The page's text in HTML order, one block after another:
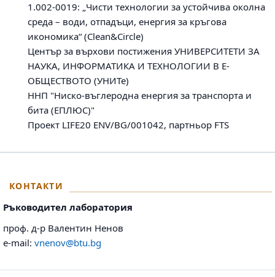
1.002-0019: „Чисти технологии за устойчива околна
среда – води, отпадъци, енергия за кръгова
икономика“ (Clean&Circle)
Център за върхови постижения УНИВЕРСИТЕТИ ЗА
НАУКА, ИНФОРМАТИКА И ТЕХНОЛОГИИ В Е-
ОБЩЕСТВОТО (УНИТе)
ННП "Ниско-въглеродна енергия за транспорта и
бита (ЕПЛЮС)"
Проект LIFE20 ENV/BG/001042, партньор FTS
КОНТАКТИ
Ръководител лаборатория
проф. д-р Валентин Ненов
e-mail: vnenov@btu.bg